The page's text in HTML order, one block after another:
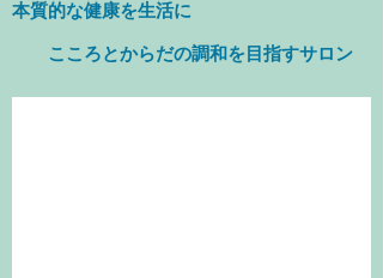
本質的な健康を生活に
​ こころとからだの調和を目指すサロン